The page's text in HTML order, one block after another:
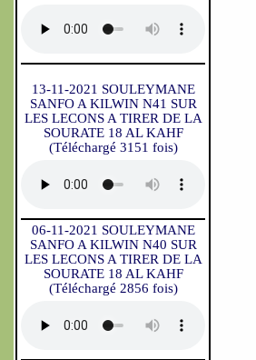
13-11-2021 SOULEYMANE
SANFO A KILWIN N41 SUR
LES LECONS A TIRER DE LA
SOURATE 18 AL KAHF
(Téléchargé 3151 fois)
06-11-2021 SOULEYMANE
SANFO A KILWIN N40 SUR
LES LECONS A TIRER DE LA
SOURATE 18 AL KAHF
(Téléchargé 2856 fois)